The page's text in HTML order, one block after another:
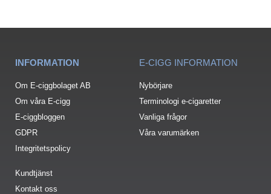
INFORMATION
Om E-ciggbolaget AB
Om våra E-cigg
E-ciggbloggen
GDPR
Integritetspolicy
Kundtjänst
Kontakt oss
E-CIGG INFORMATION
Nybörjare
Terminologi e-cigaretter
Vanliga frågor
Våra varumärken